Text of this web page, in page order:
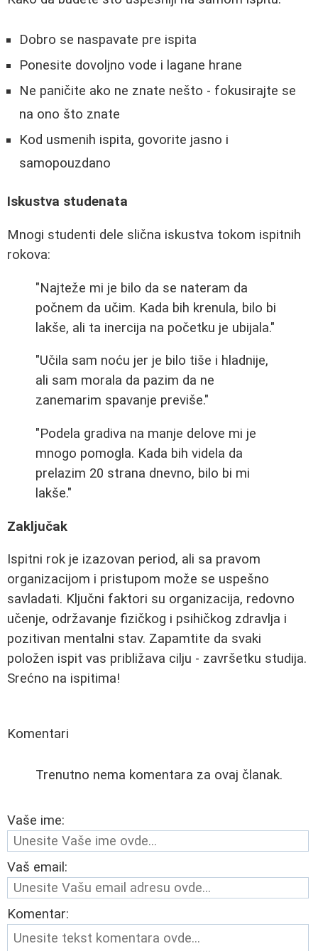
Dobro se naspavate pre ispita
Ponesite dovoljno vode i lagane hrane
Ne paničite ako ne znate nešto - fokusirajte se
na ono što znate
Kod usmenih ispita, govorite jasno i
samopouzdano
Iskustva studenata
Mnogi studenti dele slična iskustva tokom ispitnih
rokova:
"Najteže mi je bilo da se nateram da
počnem da učim. Kada bih krenula, bilo bi
lakše, ali ta inercija na početku je ubijala."
"Učila sam noću jer je bilo tiše i hladnije,
ali sam morala da pazim da ne
zanemarim spavanje previše."
"Podela gradiva na manje delove mi je
mnogo pomogla. Kada bih videla da
prelazim 20 strana dnevno, bilo bi mi
lakše."
Zaključak
Ispitni rok je izazovan period, ali sa pravom
organizacijom i pristupom može se uspešno
savladati. Ključni faktori su organizacija, redovno
učenje, održavanje fizičkog i psihičkog zdravlja i
pozitivan mentalni stav. Zapamtite da svaki
položen ispit vas približava cilju - završetku studija.
Srećno na ispitima!
Komentari
Trenutno nema komentara za ovaj članak.
Vaše ime:
Vaš email:
Komentar: